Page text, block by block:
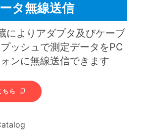
タ無線送信
によりアダプタ及びケーブ
ッシュで測定データをPC
ンに無線送信できます
ちら